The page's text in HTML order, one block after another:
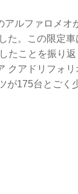
ルファロメオ
た。この限定
たことを振り
クアドリフォ
が175台とごく